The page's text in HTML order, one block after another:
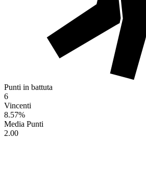
Punti in battuta
6
Vincenti
8.57%
Media Punti
2.00